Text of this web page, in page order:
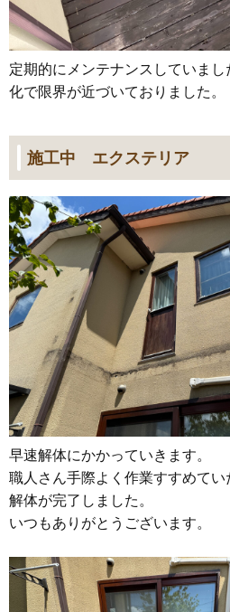
定期的にメンテナンスしていま
化で限界が近づいておりました。
施工中 エクステリア
早速解体にかかっていきます。
職人さん手際よく作業すすめて
解体が完了しました。
いつもありがとうございます。